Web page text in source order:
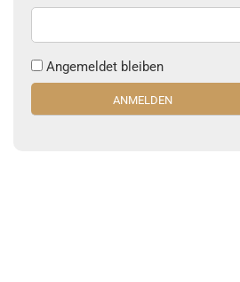
Angemeldet bleiben